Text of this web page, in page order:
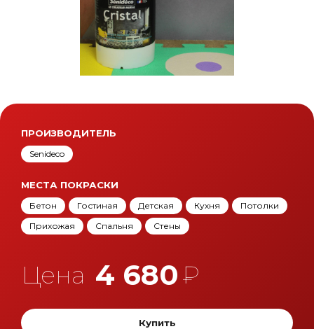
ПРОИЗВОДИТЕЛЬ
Senideco
МЕСТА ПОКРАСКИ
Бетон Гостиная Детская Кухня
Потолки
Прихожая
Спальня Стены
Цена 4 680₽
Купить